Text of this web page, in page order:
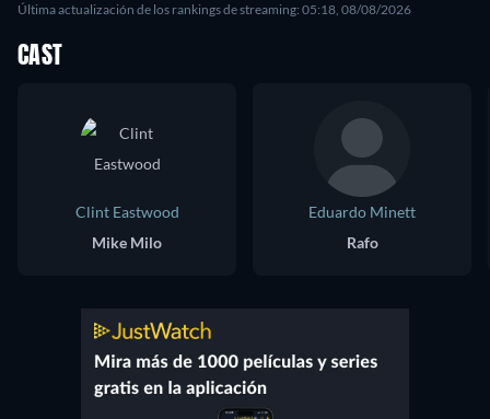
Última actualización de los rankings de streaming: 05:18, 08/08/2026
CAST
Clint Eastwood
Mike Milo
Eduardo Minett
Rafo